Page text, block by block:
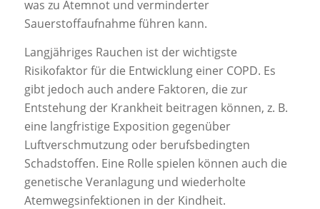
was zu Atemnot und verminderter
Sauerstoffaufnahme führen kann.
Langjähriges Rauchen ist der wichtigste
Risikofaktor für die Entwicklung einer COPD. Es
gibt jedoch auch andere Faktoren, die zur
Entstehung der Krankheit beitragen können, z. B.
eine langfristige Exposition gegenüber
Luftverschmutzung oder berufsbedingten
Schadstoffen. Eine Rolle spielen können auch die
genetische Veranlagung und wiederholte
Atemwegsinfektionen in der Kindheit.